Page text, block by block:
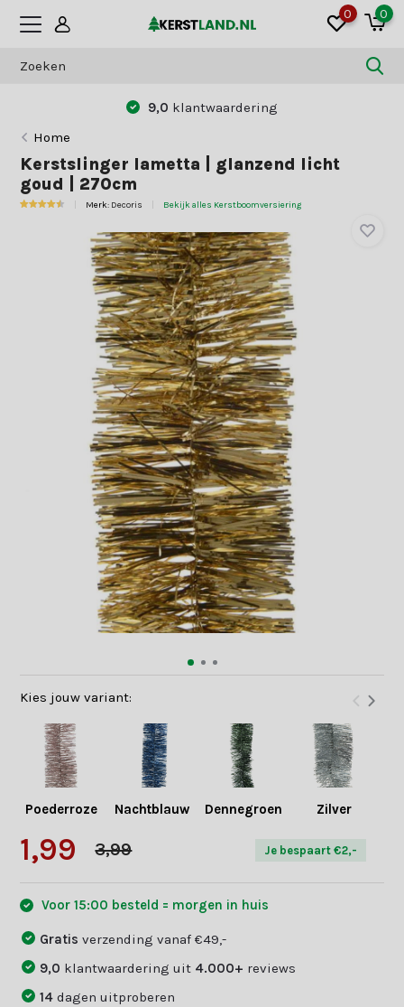
0 0
klantwaardering
Home
Kerstslinger lametta | glanzend licht
goud | 270cm
Merk: Decoris Bekijk alles Kerstboomversiering
Kies jouw variant:
Poederroze Nachtblauw Dennegroen Zilver
1,99 3,99 Je bespaart €2,-
Voor 15:00 besteld = morgen in huis
Gratisverzending vanaf €49,-
9,0 klantwaardering uit 4.000+ reviews
14dagen uitproberen